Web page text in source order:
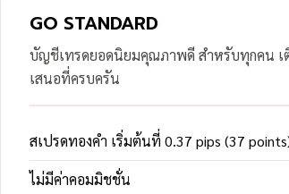
GO STANDARD
บัญชีเทรดยอดนิยมคุณภาพดี สำหรับทุกคน เ
เสนอที่ครบครัน
สเปรดทองคำ เริ่มต้นที่ 0.37 pips (37
ไม่มีค่าคอมมิชชั่น